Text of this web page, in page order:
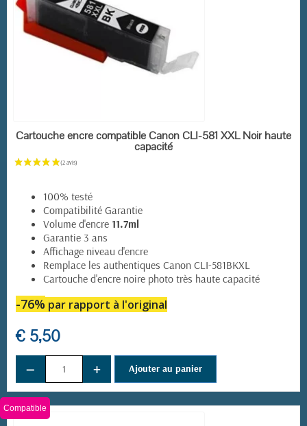
EN STOCK
Cartouche encre compatible Canon CLI-581 XXL Noir haute
capacité
100% testé
Compatibilité Garantie
Volume d'encre 11.7ml
Garantie 3 ans
Affichage niveau d'encre
Remplace les authentiques Canon CLI-581BKXL
Cartouche d'encre noire photo très haute capacité
-76% par rapport à l'original
€ 5,50
− + Ajouter au panier
Compatible